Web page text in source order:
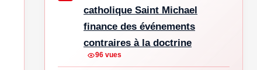
catholique Saint Michael
finance des événements
contraires à la doctrine
96 vues